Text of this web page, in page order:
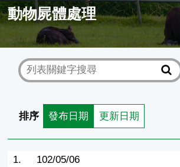
動物屍體處理
排序 發布日期 更新日期
1.
102/05/06